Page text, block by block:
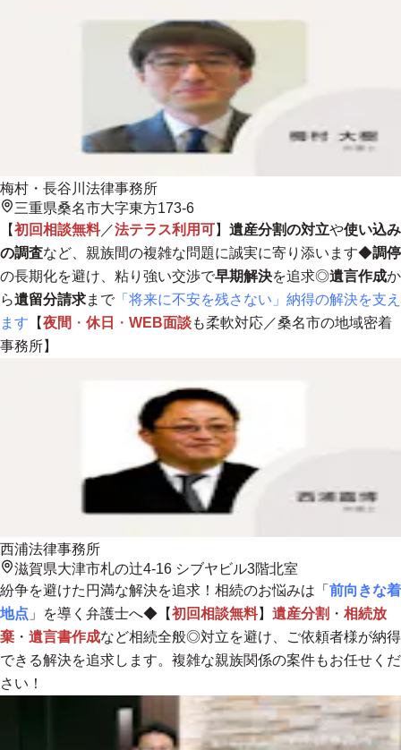
梅村・長谷川法律事務所
三重県桑名市大字東方173-6
【初回相談無料／法テラス利用可】 遺産分割の対立や使い込み
の調査など、親族間の複雑な問題に誠実に寄り添います◆調停
の長期化を避け、粘り強い交渉で早期解決を追求◎遺言作成か
ら遺留分請求まで 「将来に不安を残さない」納得の解決を支え
ます 【夜間 ・ 休日 ・ WEB面談も柔軟対応／桑名市の地域密着
事務所】
西浦法律事務所
滋賀県大津市札の辻4-16 シブヤビル3階北室
紛争を避けた円満な解決を追求！相続のお悩みは「 前向きな着
地点 」を導く弁護士へ◆【初回相談無料】 遺産分割 ・ 相続放
棄 ・ 遺言書作成など相続全般◎対立を避け、ご依頼者様が納得
できる解決を追求します。複雑な親族関係の案件もお任せくだ
さい！